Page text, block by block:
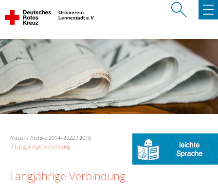
Ortsverein
Lennestadt e.V.
Aktuell Archive 2014–2022
2016
Langjährige Verbindung
Langjährige Verbindung